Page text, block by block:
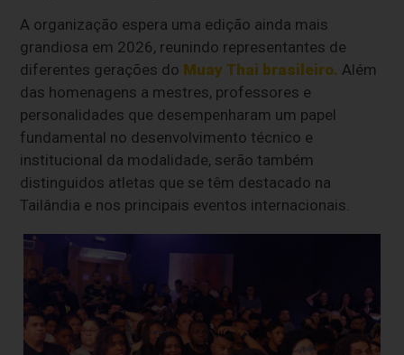
A organização espera uma edição ainda mais
grandiosa em 2026, reunindo representantes de
diferentes gerações do Muay Thai brasileiro. Além
das homenagens a mestres, professores e
personalidades que desempenharam um papel
fundamental no desenvolvimento técnico e
institucional da modalidade, serão também
distinguidos atletas que se têm destacado na
Tailândia e nos principais eventos internacionais.